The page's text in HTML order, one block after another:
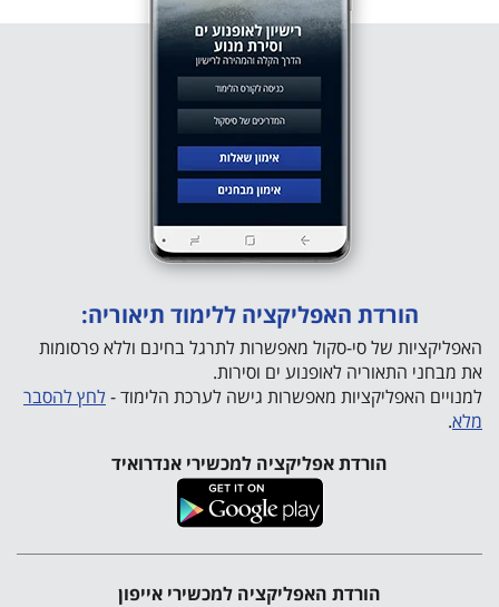
הורדת האפליקציה ללימוד תיאוריה:
האפליקציות של סי-סקול מאפשרות לתרגל בחינם וללא פרסומות
את מבחני התאוריה לאופנוע ים וסירות.
למנויים האפליקציות מאפשרות גישה לערכת הלימוד - לחץ להסבר
מלא.
הורדת אפליקציה למכשירי אנדרואיד
הורדת האפליקציה למכשירי אייפון